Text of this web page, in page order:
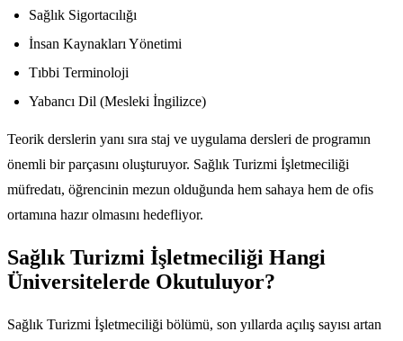
Sağlık Sigortacılığı
İnsan Kaynakları Yönetimi
Tıbbi Terminoloji
Yabancı Dil (Mesleki İngilizce)
Teorik derslerin yanı sıra staj ve uygulama dersleri de programın
önemli bir parçasını oluşturuyor. Sağlık Turizmi İşletmeciliği
müfredatı, öğrencinin mezun olduğunda hem sahaya hem de ofis
ortamına hazır olmasını hedefliyor.
Sağlık Turizmi İşletmeciliği Hangi
Üniversitelerde Okutuluyor?
Sağlık Turizmi İşletmeciliği bölümü, son yıllarda açılış sayısı artan